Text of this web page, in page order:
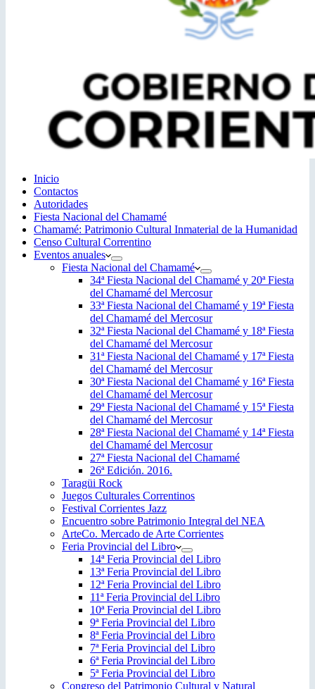
Inicio
Contactos
Autoridades
Fiesta Nacional del Chamamé
Chamamé: Patrimonio Cultural Inmaterial de la Humanidad
Censo Cultural Correntino
Eventos anuales
Fiesta Nacional del Chamamé
34ª Fiesta Nacional del Chamamé y 20ª Fiesta
del Chamamé del Mercosur
33ª Fiesta Nacional del Chamamé y 19ª Fiesta
del Chamamé del Mercosur
32ª Fiesta Nacional del Chamamé y 18ª Fiesta
del Chamamé del Mercosur
31ª Fiesta Nacional del Chamamé y 17ª Fiesta
del Chamamé del Mercosur
30ª Fiesta Nacional del Chamamé y 16ª Fiesta
del Chamamé del Mercosur
29ª Fiesta Nacional del Chamamé y 15ª Fiesta
del Chamamé del Mercosur
28ª Fiesta Nacional del Chamamé y 14ª Fiesta
del Chamamé del Mercosur
27ª Fiesta Nacional del Chamamé
26ª Edición. 2016.
Taragüi Rock
Juegos Culturales Correntinos
Festival Corrientes Jazz
Encuentro sobre Patrimonio Integral del NEA
ArteCo. Mercado de Arte Corrientes
Feria Provincial del Libro
14ª Feria Provincial del Libro
13ª Feria Provincial del Libro
12ª Feria Provincial del Libro
11ª Feria Provincial del Libro
10ª Feria Provincial del Libro
9ª Feria Provincial del Libro
8ª Feria Provincial del Libro
7ª Feria Provincial del Libro
6ª Feria Provincial del Libro
5ª Feria Provincial del Libro
Congreso del Patrimonio Cultural y Natural